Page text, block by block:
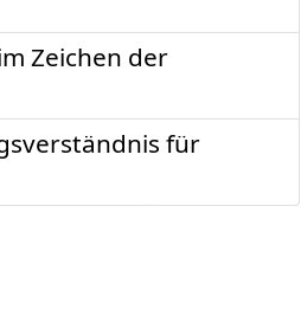
Zeichen der
für